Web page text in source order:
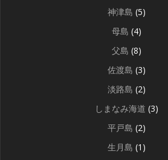
神津島 (5)
母島 (4)
父島 (8)
佐渡島 (3)
淡路島 (2)
しまなみ海道 (3)
平戸島 (2)
生月島 (1)